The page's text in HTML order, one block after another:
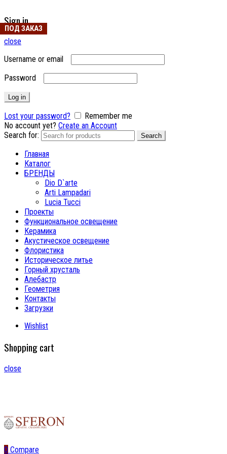
Sign in
close
Username or email
Password
Log in
Lost your password?
Remember me
No account yet? Create an Account
Search for:
Search
Главная
Каталог
БРЕНДЫ
Dio D`arte
Arti Lampadari
Lucia Tucci
Проекты
Функциональное освещение
Керамика
Акустическое освещение
Флористика
Историческое литье
Горный хрусталь
Алебастр
Геометрия
Контакты
Загрузки
Wishlist
Shopping cart
close
0 Compare
ПОД ЗАКАЗ
ПОД ЗАКАЗ